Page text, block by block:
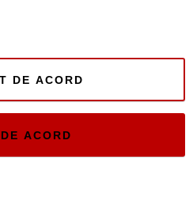
Online
DE ACORD
ACORD